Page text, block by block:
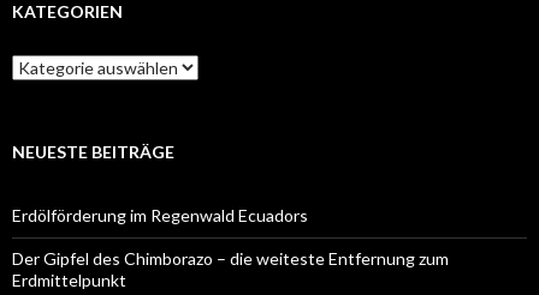
KATEGORIEN
Kategorien
NEUESTE BEITRÄGE
Erdölförderung im Regenwald Ecuadors
Der Gipfel des Chimborazo – die weiteste Entfernung zum
Erdmittelpunkt